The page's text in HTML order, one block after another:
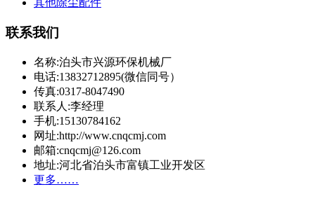
其他除尘配件
联系我们
名称:泊头市兴源环保机械厂
电话:13832712895(微信同号）
传真:0317-8047490
联系人:李经理
手机:15130784162
网址:http://www.cnqcmj.com
邮箱:cnqcmj@126.com
地址:河北省泊头市富镇工业开发区
更多……